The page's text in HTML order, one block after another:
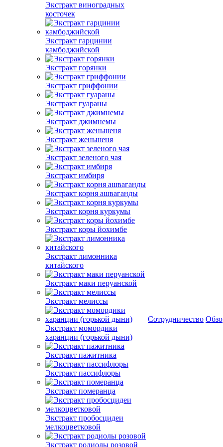
Экстракт виноградных
косточек
Экстракт гарцинии
камбоджийской
Экстракт горянки
Экстракт гриффонии
Экстракт гуараны
Экстракт джимнемы
Экстракт женьшеня
Экстракт зеленого чая
Экстракт имбиря
Экстракт корня ашваганды
Экстракт корня куркумы
Экстракт коры йохимбе
Экстракт лимонника
китайского
Экстракт маки перуанской
Экстракт мелиссы
Экстракт момордики
харанции (горькой дыни)
Экстракт пажитника
Экстракт пассифлоры
Экстракт померанца
Экстракт пробосцидеи
мелкоцветковой
Экстракт родиолы розовой
Сотрудничество